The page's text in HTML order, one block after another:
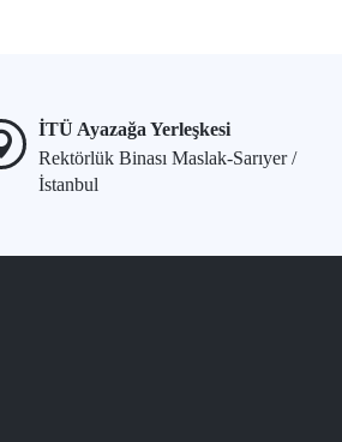
İTÜ Ayazağa Yerleşkesi
Rektörlük Binası Maslak-Sarıyer /
İstanbul